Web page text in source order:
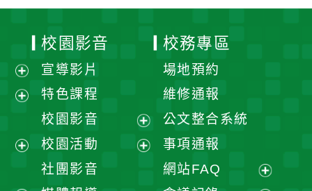
展
單
選
校園影音
宣導影片
特色課程
校園影音
展
校園活動
社團影音
校務專區
場地預約
維修通報
公文整合系統
事項通報
網站FAQ